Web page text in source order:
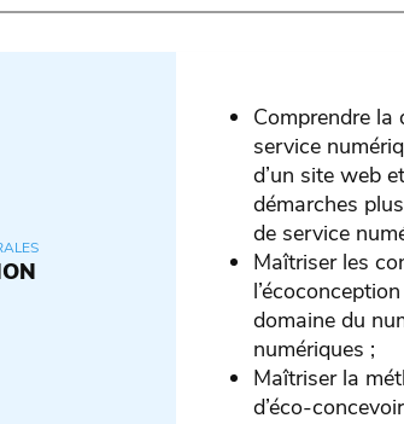
Comprendre la
service
d’un site web
démarches
de service
Maîtriser les
domaine du
numériques ;
Maîtriser la
d’éco-